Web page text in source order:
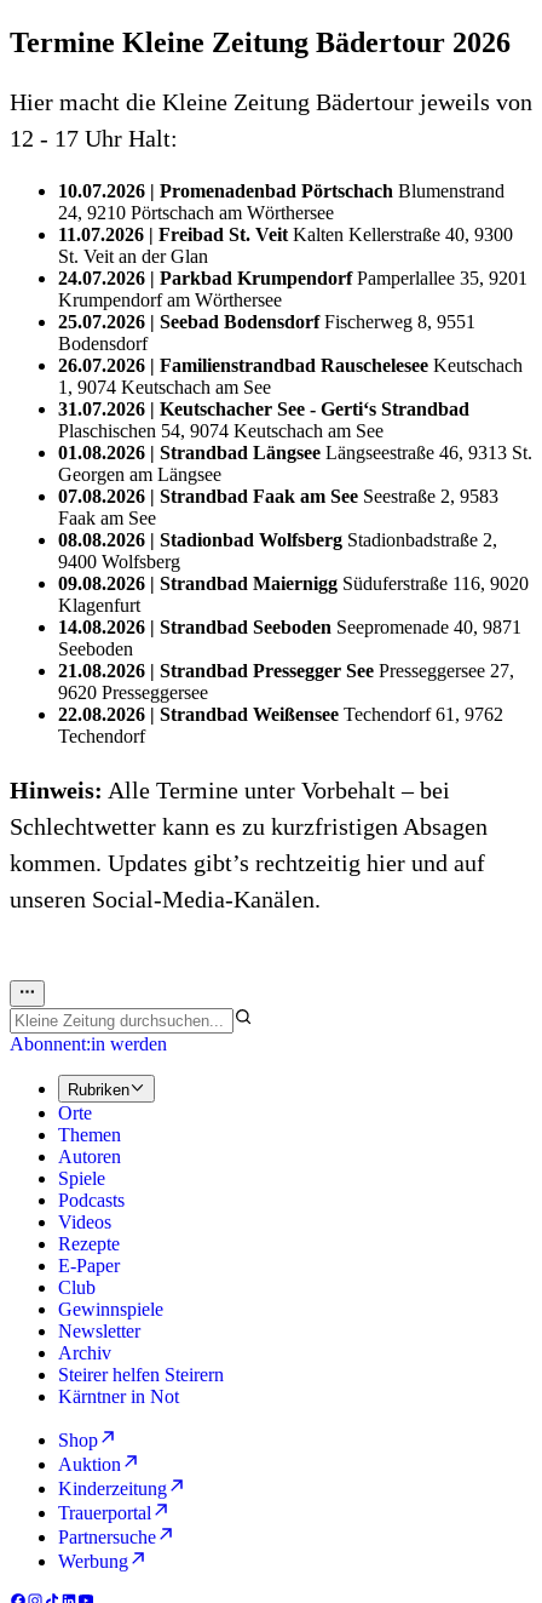
Termine Kleine Zeitung Bädertour 2026
Hier macht die Kleine Zeitung Bädertour jeweils von
12 - 17 Uhr Halt:
10.07.2026 | Promenadenbad Pörtschach Blumenstrand
24, 9210 Pörtschach am Wörthersee
11.07.2026 | Freibad St. Veit Kalten Kellerstraße 40, 9300
St. Veit an der Glan
24.07.2026 | Parkbad KrumpendorfPamperlallee 35, 9201
Krumpendorf am Wörthersee
25.07.2026 | Seebad BodensdorfFischerweg 8, 9551
Bodensdorf
26.07.2026 | Familienstrandbad Rauschelesee Keutschach
1, 9074 Keutschach am See
31.07.2026 | Keutschacher See - Gerti‘s Strandbad
Plaschischen 54, 9074 Keutschach am See
01.08.2026 | Strandbad Längsee Längseestraße 46, 9313 St.
Georgen am Längsee
07.08.2026 | Strandbad Faak am See Seestraße 2, 9583
Faak am See
08.08.2026 | Stadionbad Wolfsberg Stadionbadstraße 2,
9400 Wolfsberg
09.08.2026 | Strandbad Maiernigg Süduferstraße 116, 9020
Klagenfurt
14.08.2026 | Strandbad Seeboden Seepromenade 40, 9871
Seeboden
21.08.2026 | Strandbad Pressegger See Pres­seg­gersee 27,
9620 Pres­seg­gersee
22.08.2026 | Strandbad Weißensee ­Techendorf 61, 9762
Techendorf
Hinweis: Alle Termine unter Vorbehalt – bei
Schlechtwetter kann es zu kurzfristigen Absagen
kommen. Updates gibt’s rechtzeitig hier und auf
unseren Social-Media-Kanälen.
Abonnent:in werden
Rubriken
Orte
Themen
Autoren
Spiele
Podcasts
Videos
Rezepte
E-Paper
Club
Gewinnspiele
Newsletter
Archiv
Steirer helfen Steirern
Kärntner in Not
Shop
Auktion
Kinderzeitung
Trauerportal
Partnersuche
Werbung